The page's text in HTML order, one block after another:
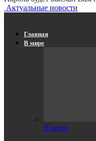
Актуальные новости
Главная
В мире
В мире